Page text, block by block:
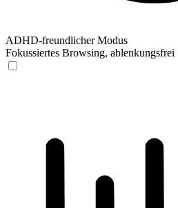
ADHD-freundlicher Modus
Fokussiertes Browsing, ablenkungsfrei